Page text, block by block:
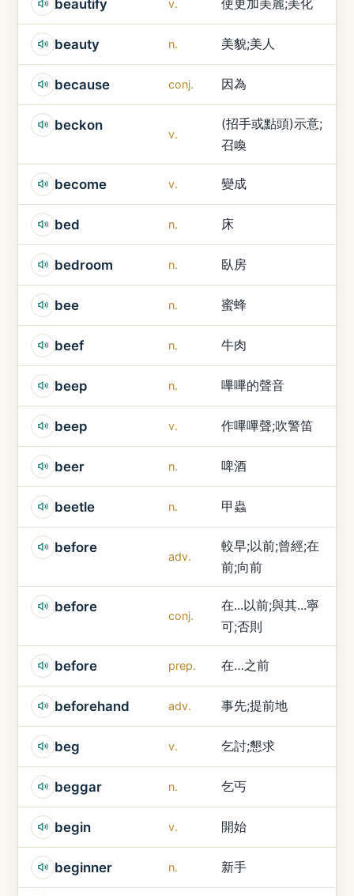
beautify v.
beauty n. 美貌;美人
because conj. 因為
beckon
v.
(招手或點頭)示意;
召喚
become v. 變成
bed n. 床
bedroom n. 臥房
bee n. 蜜蜂
beef n. 牛肉
beep n. 嗶嗶的聲音
beep v. 作嗶嗶聲;吹警笛
beer n. 啤酒
beetle n. 甲蟲
before
adv.
較早;以前;曾經;在
前;向前
before
conj.
在...以前;與其...寧
可;否則
before prep. 在…之前
beforehand adv. 事先;提前地
beg v. 乞討;懇求
beggar n. 乞丐
begin v. 開始
beginner n. 新手